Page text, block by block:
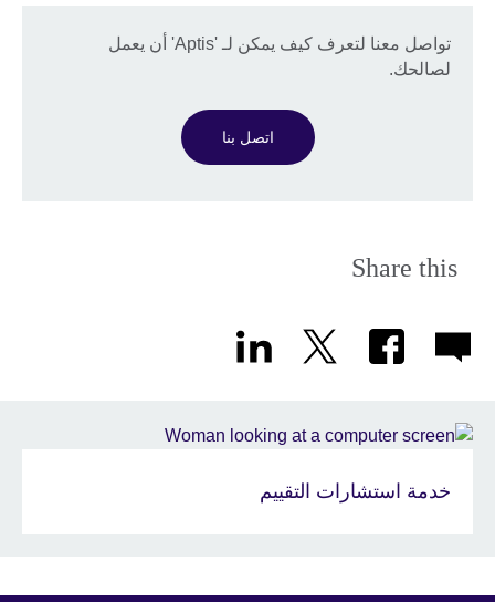
تواصل معنا لتعرف كيف يمكن لـ 'Aptis' أن يعمل
لصالحك.
اتصل بنا
Share this
خدمة استشارات التقييم